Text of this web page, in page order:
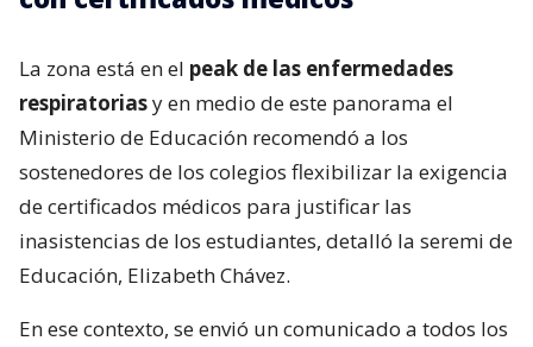
La zona está en el peak de las enfermedades
respiratoriasy en medio de este panorama el
Ministerio de Educación recomendó a los
sostenedores de los colegios flexibilizar la exigencia
de certificados médicos para justificar las
inasistencias de los estudiantes, detalló la seremi de
Educación, Elizabeth Chávez.
En ese contexto, se envió un comunicado a todos los